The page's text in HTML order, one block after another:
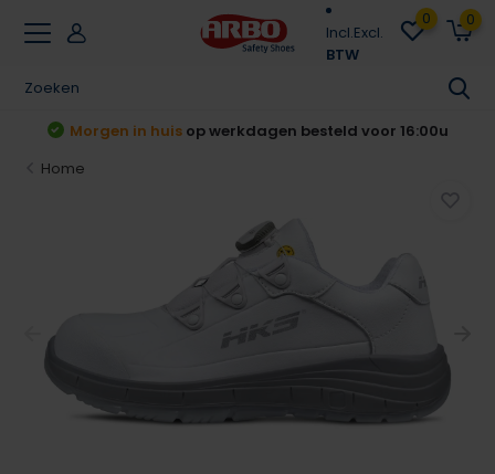
Incl.Excl.
BTW
0 0
Morgen in huis op werkdagen besteld voor 16:00u
Home